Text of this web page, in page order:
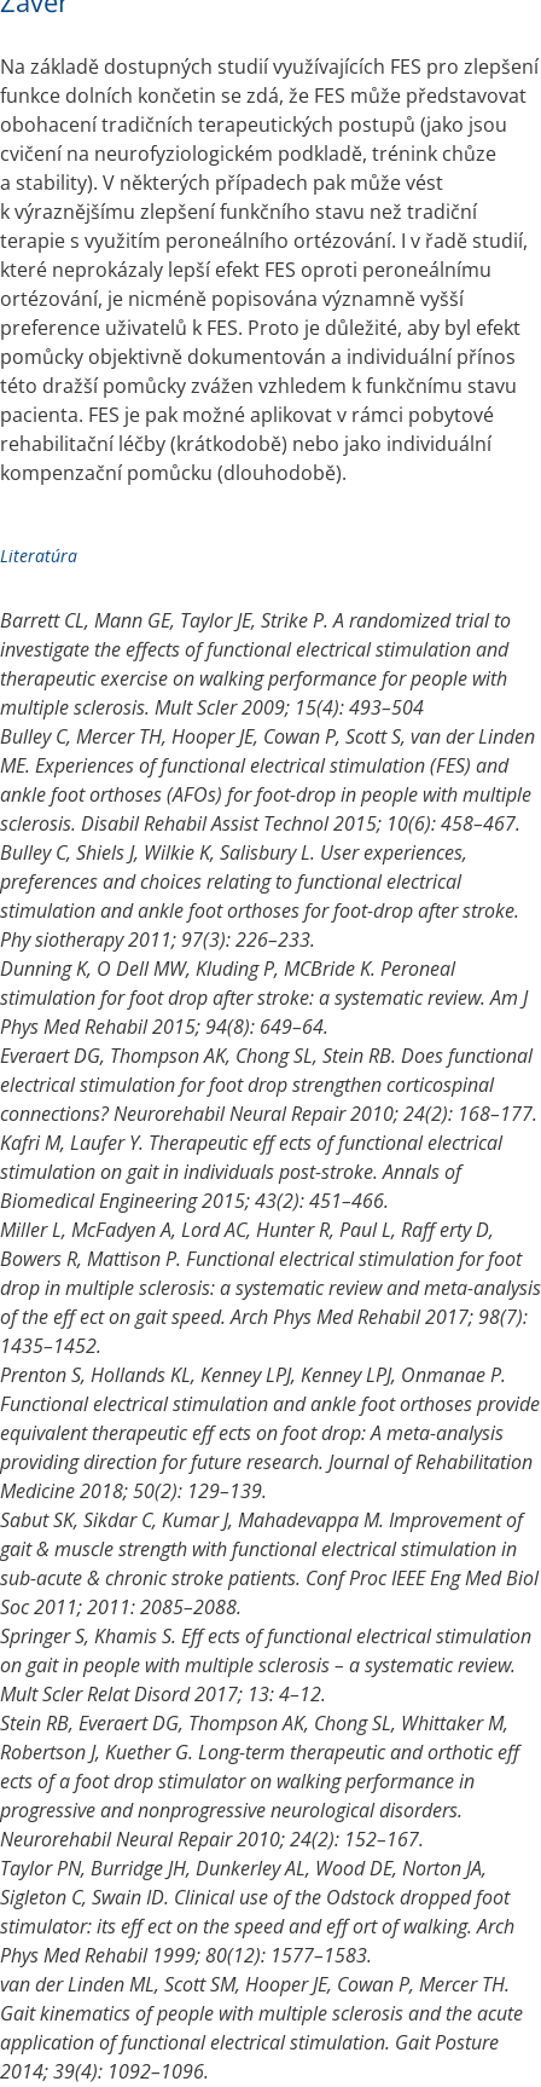
Na základě dostupných studií využívajících FES pro zlepšení
funkce dolních končetin se zdá, že FES může představovat
obohacení tradičních terapeutických postupů (jako jsou
cvičení na neurofyziologickém podkladě, trénink chůze
a stability). V ně­kte­rých případech pak může vést
k výraznějšímu zlepšení funkčního stavu než tradiční
terapie s využitím peroneálního ortézování. I v řadě studií,
které neprokázaly lepší efekt FES oproti peroneálnímu
ortézování, je nicméně popisována významně vyšší
preference uživatelů k FES. Proto je důležité, aby byl efekt
pomůcky objektivně dokumentován a individuální přínos
této dražší pomůcky zvážen vzhledem k funkčnímu stavu
pa­cienta. FES je pak možné aplikovat v rámci pobytové
rehabilitační léčby (krátkodobě) nebo jako individuální
kompenzační pomůcku (dlouhodobě).
Literatúra
Barrett CL, Mann GE, Taylor JE, Strike P. A randomized trial to
investigate the effects of functional electrical stimulation and
therapeutic exercise on walking performance for people with
multiple sclerosis. Mult Scler 2009; 15(4): 493–504
Bulley C, Mercer TH, Hooper JE, Cowan P, Scott S, van der Linden
ME. Experiences of functional electrical stimulation (FES) and
ankle foot orthoses (AFOs) for foot-drop in people with multiple
sclerosis. Disabil Rehabil Assist Technol 2015; 10(6): 458–467.
Bulley C, Shiels J, Wilkie K, Salisbury L. User experiences,
preferences and choices relating to functional electrical
stimulation and ankle foot orthoses for foot-drop after stroke.
Phy siotherapy 2011; 97(3): 226–233.
Dunning K, O Dell MW, Kluding P, MCBride K. Peroneal
stimulation for foot drop after stroke: a systematic review. Am J
Phys Med Rehabil 2015; 94(8): 649–64.
Everaert DG, Thompson AK, Chong SL, Stein RB. Does functional
electrical stimulation for foot drop strengthen corticospinal
connections? Neurorehabil Neural Repair 2010; 24(2): 168–177.
Kafri M, Laufer Y. Therapeutic eff ects of functional electrical
stimulation on gait in individuals post-stroke. Annals of
Biomedical Engineering 2015; 43(2): 451–466.
Miller L, McFadyen A, Lord AC, Hunter R, Paul L, Raff erty D,
Bowers R, Mattison P. Functional electrical stimulation for foot
drop in multiple sclerosis: a systematic review and meta-analysis
of the eff ect on gait speed. Arch Phys Med Rehabil 2017; 98(7):
1435–1452.
Prenton S, Hollands KL, Kenney LPJ, Kenney LPJ, Onmanae P.
Functional electrical stimulation and ankle foot orthoses provide
equivalent therapeutic eff ects on foot drop: A meta-analysis
providing direction for future research. Journal of Rehabilitation
Medicine 2018; 50(2): 129–139.
Sabut SK, Sikdar C, Kumar J, Mahadevappa M. Improvement of
gait & muscle strength with functional electrical stimulation in
sub-acute & chronic stroke patients. Conf Proc IEEE Eng Med Biol
Soc 2011; 2011: 2085–2088.
Springer S, Khamis S. Eff ects of functional electrical stimulation
on gait in people with multiple sclerosis – a systematic review.
Mult Scler Relat Disord 2017; 13: 4–12.
Stein RB, Everaert DG, Thompson AK, Chong SL, Whittaker M,
Robertson J, Kuether G. Long-term therapeutic and orthotic eff
ects of a foot drop stimulator on walking performance in
progressive and nonprogressive neurological disorders.
Neurorehabil Neural Repair 2010; 24(2): 152–167.
Taylor PN, Burridge JH, Dunkerley AL, Wood DE, Norton JA,
Sigleton C, Swain ID. Clinical use of the Odstock dropped foot
stimulator: its eff ect on the speed and eff ort of walking. Arch
Phys Med Rehabil 1999; 80(12): 1577–1583.
van der Linden ML, Scott SM, Hooper JE, Cowan P, Mercer TH.
Gait kinematics of people with multiple sclerosis and the acute
application of functional electrical stimulation. Gait Posture
2014; 39(4): 1092–1096.